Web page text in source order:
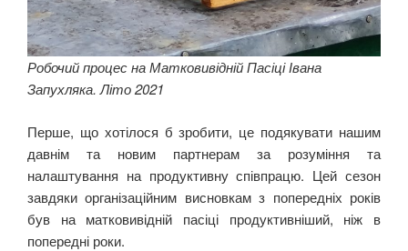
Робочий процес на Матковивідній Пасіці Івана
Запухляка. Літо 2021
Перше, що хотілося б зробити, це подякувати нашим
давнім та новим партнерам за розуміння та
налаштування на продуктивну співпрацю. Цей сезон
завдяки організаційним висновкам з попередніх років
був на матковивідній пасіці продуктивніший, ніж в
попередні роки.